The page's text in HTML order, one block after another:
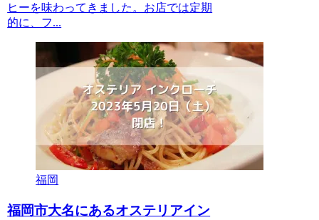
ヒーを味わってきました。お店では定期
的に、フ...
福岡
福岡市大名にあるオステリアイン